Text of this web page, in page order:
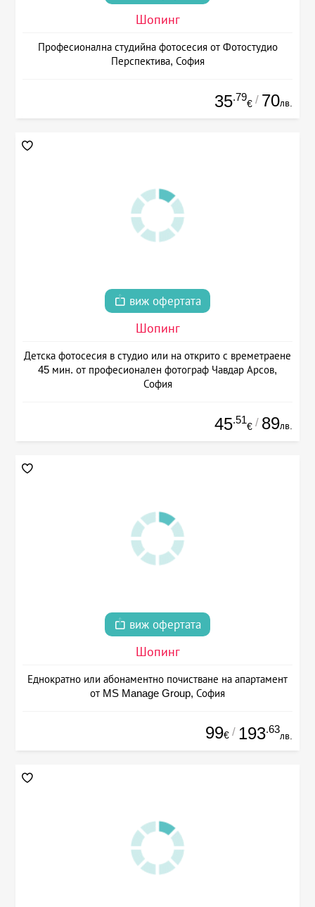
Шопинг
Професионална студийна фотосесия от Фотостудио
Перспектива, София
35.79
€ / 70лв.
виж офертата
Шопинг
Детска фотосесия в студио или на открито с времетраене
45 мин. от професионален фотограф Чавдар Арсов,
София
45.51
€ / 89лв.
виж офертата
Шопинг
Еднократно или абонаментно почистване на апартамент
от MS Manage Group, София
99€ / 193.63
лв.